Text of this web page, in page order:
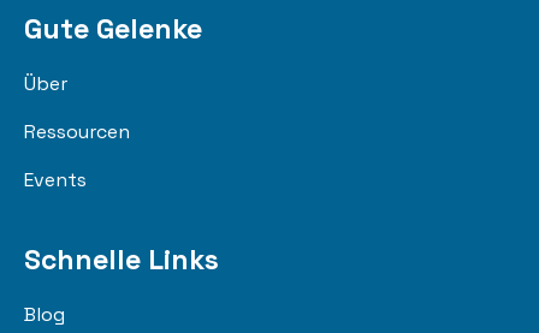
Gute Gelenke
Über
Ressourcen
Events
Schnelle Links
Blog